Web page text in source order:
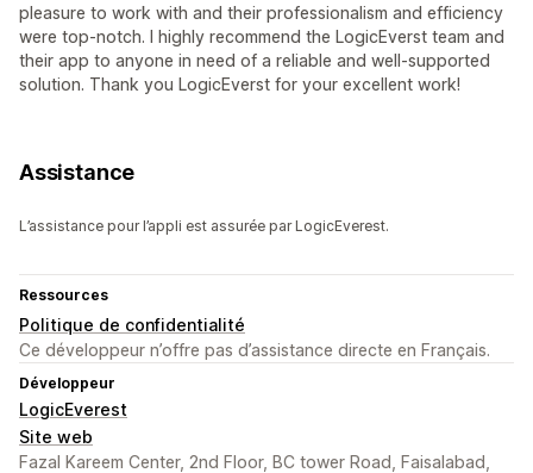
pleasure to work with and their professionalism and efficiency
were top-notch. I highly recommend the LogicEverst team and
their app to anyone in need of a reliable and well-supported
solution. Thank you LogicEverst for your excellent work!
Assistance
L’assistance pour l’appli est assurée par LogicEverest.
Ressources
Politique de confidentialité
Ce développeur n’offre pas d’assistance directe en Français.
Développeur
LogicEverest
Site web
Fazal Kareem Center, 2nd Floor, BC tower Road, Faisalabad,